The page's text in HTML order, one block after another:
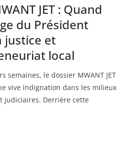
JET : Quand
du Président
justice et
local
semaines, le dossier MWANT JET
vive indignation dans les milieux
judiciaires. Derrière cette